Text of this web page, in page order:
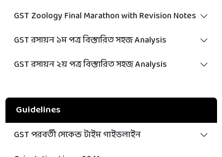
GST Zoology Final Marathon with Revision Notes
GST রসায়ন ১ম পত্র বিস্তারিত সহজ Analysis
GST রসায়ন ২য় পত্র বিস্তারিত সহজ Analysis
Guidelines
GST পরবর্তী সেকেন্ড টাইম গাইডলাইন